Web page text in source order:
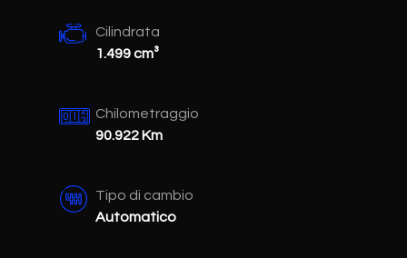
Cilindrata
1.499 cm³
Chilometraggio
90.922 Km
Tipo di cambio
Automatico